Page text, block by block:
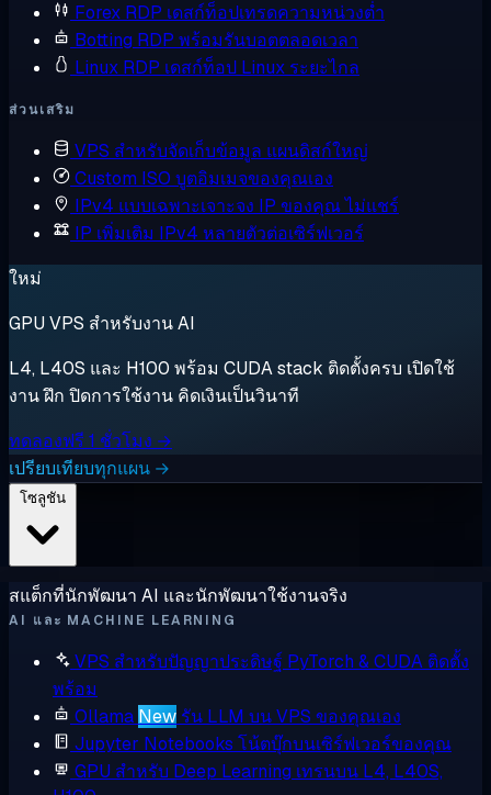
Forex RDP เดสก์ท็อปเทรดความหน่วงต่ำ
Botting RDP พร้อมรันบอตตลอดเวลา
Linux RDP เดสก์ท็อป Linux ระยะไกล
ส่วนเสริม
VPS สำหรับจัดเก็บข้อมูล แผนดิสก์ใหญ่
Custom ISO บูตอิมเมจของคุณเอง
IPv4 แบบเฉพาะเจาะจง IP ของคุณ ไม่แชร์
IP เพิ่มเติม IPv4 หลายตัวต่อเซิร์ฟเวอร์
ใหม่
GPU VPS สำหรับงาน AI
L4, L40S และ H100 พร้อม CUDA stack ติดตั้งครบ เปิดใช้
งาน ฝึก ปิดการใช้งาน คิดเงินเป็นวินาที
ทดลองฟรี 1 ชั่วโมง →
เปรียบเทียบทุกแผน →
สแต็กที่นักพัฒนา AI และนักพัฒนาใช้งานจริง
AI และ MACHINE LEARNING
VPS สำหรับปัญญาประดิษฐ์ PyTorch & CUDA ติดตั้ง
พร้อม
Ollama New รัน LLM บน VPS ของคุณเอง
Jupyter Notebooks โน้ตบุ๊กบนเซิร์ฟเวอร์ของคุณ
GPU สำหรับ Deep Learning เทรนบน L4, L40S,